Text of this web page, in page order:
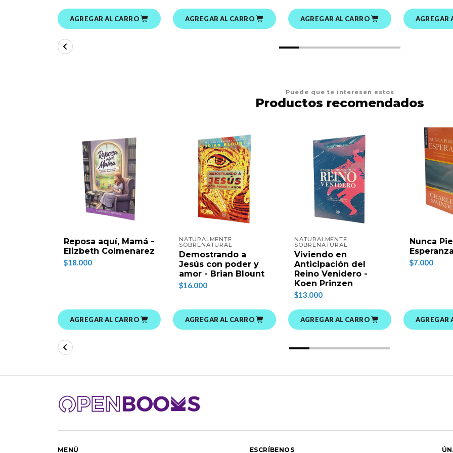
AGREGAR AL CARRO AGREGAR AL CARRO AGREGAR AL CARRO AGREGAR
Puede que te interesen estos
Productos recomendados
Reposa aquí, Mamá -
Elizbeth Colmenarez
$18.000
AGREGAR AL CARRO
NATURALMENTE
SOBRENATURAL
Demostrando a
Jesús con poder y
amor - Brian Blount
$16.000
AGREGAR AL CARRO
NATURALMENTE
SOBRENATURAL
Viviendo en
Anticipación del
Reino Venidero -
Koen Prinzen
$13.000
AGREGAR AL CARRO
Nunca
Esperanza
$7.000
AGREGAR
MENÚ ESCRÍBENOS